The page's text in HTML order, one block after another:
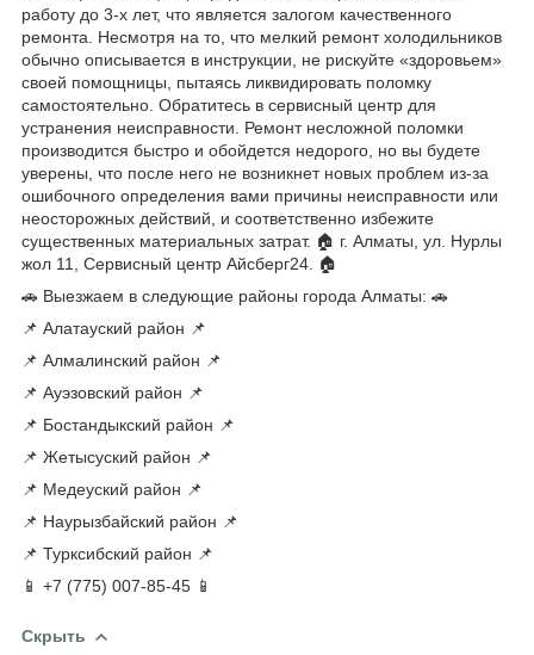
работу до 3-х лет, что является залогом качественного
ремонта. Несмотря на то, что мелкий ремонт холодильников
обычно описывается в инструкции, не рискуйте «здоровьем»
своей помощницы, пытаясь ликвидировать поломку
самостоятельно. Обратитесь в сервисный центр для
устранения неисправности. Ремонт несложной поломки
производится быстро и обойдется недорого, но вы будете
уверены, что после него не возникнет новых проблем из-за
ошибочного определения вами причины неисправности или
неосторожных действий, и соответственно избежите
существенных материальных затрат. 🏠 г. Алматы, ул. Нурлы
жол 11, Сервисный центр Айсберг24. 🏠
🚗 Выезжаем в следующие районы города Алматы: 🚗
📌 Алатауский район 📌
📌 Алмалинский район 📌
📌 Ауэзовский район 📌
📌 Бостандыкский район 📌
📌 Жетысуский район 📌
📌 Медеуский район 📌
📌 Наурызбайский район 📌
📌 Турксибский район 📌
📱 +7 (775) 007-85-45 📱
Скрыть